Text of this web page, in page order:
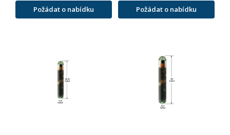
Požádat o nabídku Požádat o nabídku